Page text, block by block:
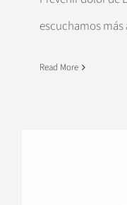
escuchamos más
Read More